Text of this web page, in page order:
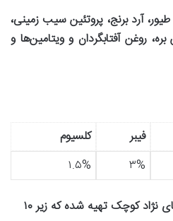
آرد برنج، پروتئین سیب زمینی،
روغن آفتابگردان و ویتامین‌ها و
فیبر
کلسیوم
۳% ۱.۵%
کوچک تهیه شده که زیر۱۰